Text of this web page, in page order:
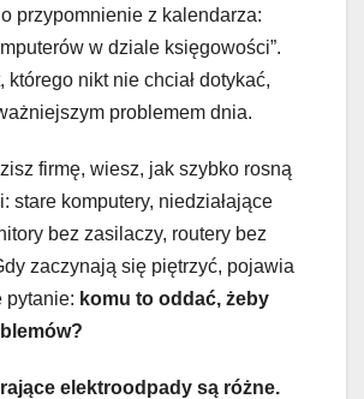
przypomnienie z kalendarza:
w dziale księgowości”.
którego nikt nie chciał dotykać,
problemem dnia.
firmę, wiesz, jak szybko rosną
stare komputery, niedziałające
bez zasilaczy, routery bez
zaczynają się piętrzyć, pojawia
pytanie: komu to oddać, żeby
elektroodpady są różne.